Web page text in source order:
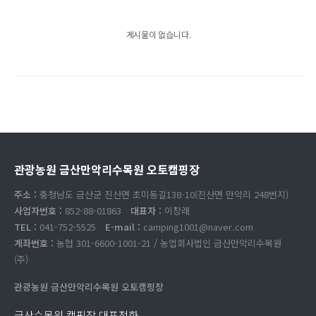
게시물이 없습니다.
관광농원 금산만악리수목원 오토캠핑장
주소 : 충청남도 금산군 진산면 초미동길138-10(진산면 만악리 248번지)
사업자번호 : 852-88-01863 대표자 : 이창래
TEL : 041-752-5525 E-mail : camping1001@naver.com
계좌번호 : 농협 301-6600-1001-21 / 농업회사법인 금산만악리수목원
(주)
관광농원 금산만악리수목원 오토캠핑장